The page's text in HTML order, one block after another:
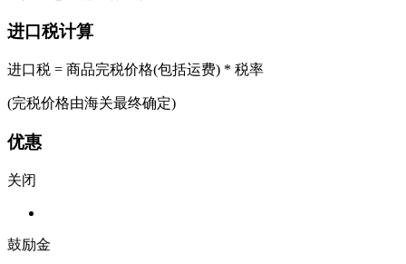
进口税计算
进口税 = 商品完税价格(包括运费) * 税率
(完税价格由海关最终确定)
优惠
关闭
鼓励金